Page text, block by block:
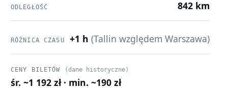
ODLEGŁOŚĆ 842 km
RÓŻNICA CZASU +1 h(Tallin względem Warszawa)
CENY BILETÓW (dane historyczne)
śr. ~1 192 zł · min. ~190 zł